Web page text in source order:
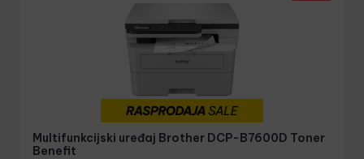
Multifunkcijski uređaj Brother DCP-B7600D Toner
Benefit